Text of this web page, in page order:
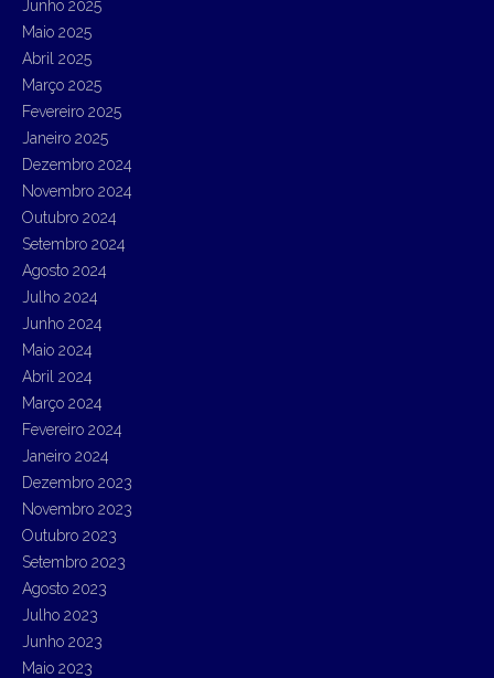
Junho 2025
Maio 2025
Abril 2025
Março 2025
Fevereiro 2025
Janeiro 2025
Dezembro 2024
Novembro 2024
Outubro 2024
Setembro 2024
Agosto 2024
Julho 2024
Junho 2024
Maio 2024
Abril 2024
Março 2024
Fevereiro 2024
Janeiro 2024
Dezembro 2023
Novembro 2023
Outubro 2023
Setembro 2023
Agosto 2023
Julho 2023
Junho 2023
Maio 2023